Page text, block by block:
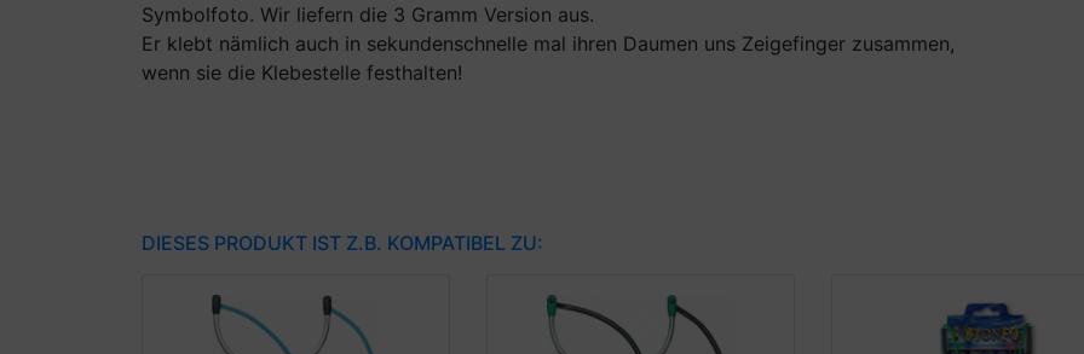
Symbolfoto. Wir liefern die 3 Gramm Version aus.
Er klebt nämlich auch in sekundenschnelle mal ihren Daumen uns Zeigefinger zusammen,
wenn sie die Klebestelle festhalten!
DIESES PRODUKT IST Z.B. KOMPATIBEL ZU: